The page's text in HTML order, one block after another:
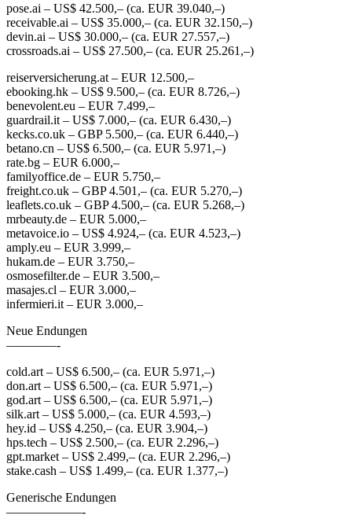
pose.ai – US$ 42.500,– (ca. EUR 39.040,–)
receivable.ai – US$ 35.000,– (ca. EUR 32.150,–)
devin.ai – US$ 30.000,– (ca. EUR 27.557,–)
crossroads.ai – US$ 27.500,– (ca. EUR 25.261,–)
reiserversicherung.at – EUR 12.500,–
ebooking.hk – US$ 9.500,– (ca. EUR 8.726,–)
benevolent.eu – EUR 7.499,–
guardrail.it – US$ 7.000,– (ca. EUR 6.430,–)
kecks.co.uk – GBP 5.500,– (ca. EUR 6.440,–)
betano.cn – US$ 6.500,– (ca. EUR 5.971,–)
rate.bg – EUR 6.000,–
familyoffice.de – EUR 5.750,–
freight.co.uk – GBP 4.501,– (ca. EUR 5.270,–)
leaflets.co.uk – GBP 4.500,– (ca. EUR 5.268,–)
mrbeauty.de – EUR 5.000,–
metavoice.io – US$ 4.924,– (ca. EUR 4.523,–)
amply.eu – EUR 3.999,–
hukam.de – EUR 3.750,–
osmosefilter.de – EUR 3.500,–
masajes.cl – EUR 3.000,–
infermieri.it – EUR 3.000,–
Neue Endungen
————-
cold.art – US$ 6.500,– (ca. EUR 5.971,–)
don.art – US$ 6.500,– (ca. EUR 5.971,–)
god.art – US$ 6.500,– (ca. EUR 5.971,–)
silk.art – US$ 5.000,– (ca. EUR 4.593,–)
hey.id – US$ 4.250,– (ca. EUR 3.904,–)
hps.tech – US$ 2.500,– (ca. EUR 2.296,–)
gpt.market – US$ 2.499,– (ca. EUR 2.296,–)
stake.cash – US$ 1.499,– (ca. EUR 1.377,–)
Generische Endungen
——————-